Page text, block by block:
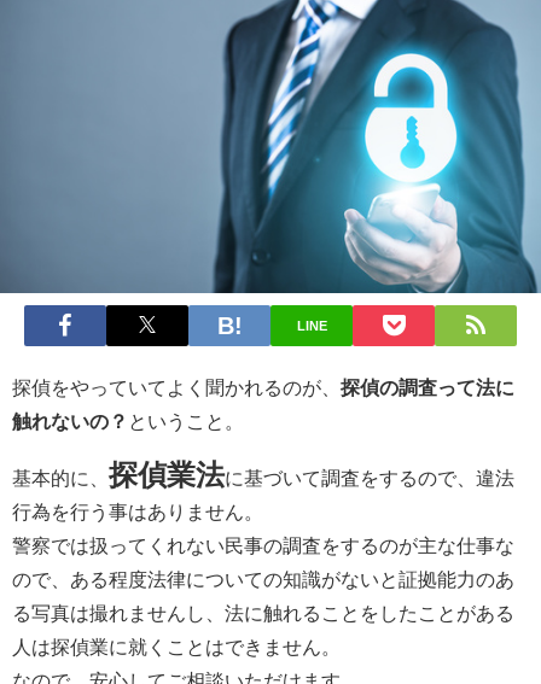
LINE
探偵をやっていてよく聞かれるのが、 探偵の調査って法に
触れないの？ ということ。
基本的に、 探偵業法に基づいて調査をするので、違法
行為を行う事はありません。
警察では扱ってくれない民事の調査をするのが主な仕事な
ので、ある程度法律についての知識がないと証拠能力のあ
る写真は撮れませんし、法に触れることをしたことがある
人は探偵業に就くことはできません。